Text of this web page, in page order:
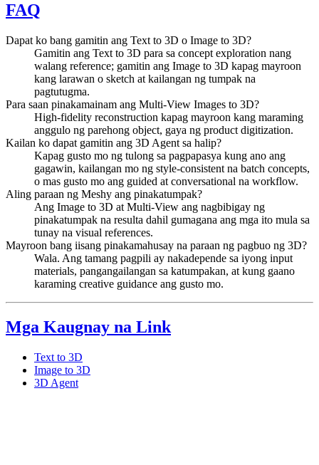
FAQ
Dapat ko bang gamitin ang Text to 3D o Image to 3D?
Gamitin ang Text to 3D para sa concept exploration nang
walang reference; gamitin ang Image to 3D kapag mayroon
kang larawan o sketch at kailangan ng tumpak na
pagtutugma.
Para saan pinakamainam ang Multi-View Images to 3D?
High-fidelity reconstruction kapag mayroon kang maraming
anggulo ng parehong object, gaya ng product digitization.
Kailan ko dapat gamitin ang 3D Agent sa halip?
Kapag gusto mo ng tulong sa pagpapasya kung ano ang
gagawin, kailangan mo ng style-consistent na batch concepts,
o mas gusto mo ang guided at conversational na workflow.
Aling paraan ng Meshy ang pinakatumpak?
Ang Image to 3D at Multi-View ang nagbibigay ng
pinakatumpak na resulta dahil gumagana ang mga ito mula sa
tunay na visual references.
Mayroon bang iisang pinakamahusay na paraan ng pagbuo ng 3D?
Wala. Ang tamang pagpili ay nakadepende sa iyong input
materials, pangangailangan sa katumpakan, at kung gaano
karaming creative guidance ang gusto mo.
Mga Kaugnay na Link
Text to 3D
Image to 3D
3D Agent